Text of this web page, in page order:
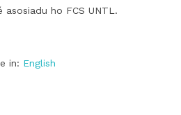
asosiadu ho FCS UNTL.
in: English